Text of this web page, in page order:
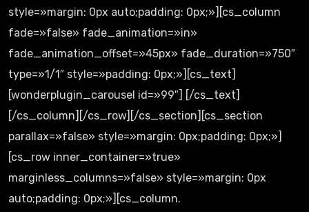
style=»margin: 0px auto;padding: 0px;»][cs_column
fade=»false» fade_animation=»in»
fade_animation_offset=»45px» fade_duration=»750″
type=»1/1″ style=»padding: 0px;»][cs_text]
[wonderplugin_carousel id=»99″] [/cs_text]
[/cs_column][/cs_row][/cs_section][cs_section
parallax=»false» style=»margin: 0px;padding: 0px;»]
[cs_row inner_container=»true»
marginless_columns=»false» style=»margin: 0px
auto;padding: 0px;»][cs_column.